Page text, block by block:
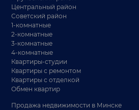
Центральный район
Советский район
1-комнатные
2-комнатные
3-комнатные
4-комнатные
Квартиры-студии
Квартиры с ремонтом
Квартиры с отделкой
Обмен квартир
Продажа недвижимости в Минске